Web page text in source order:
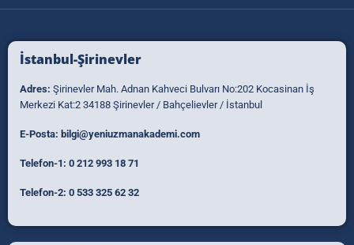
İstanbul-Şirinevler
Adres: Şirinevler Mah. Adnan Kahveci Bulvarı No:202 Kocasinan İş
Merkezi Kat:2 34188 Şirinevler / Bahçelievler / İstanbul
E-Posta: bilgi@yeniuzmanakademi.com
Telefon-1: 0 212 993 18 71
Telefon-2: 0 533 325 62 32